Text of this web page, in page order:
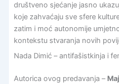
društveno sjećanje jasno
koje zahvaćaju sve sfere
zatim i moć autonomije
kontekstu stvaranja novih
Nada Dimić – antifašistkinja i
Autorica ovog predavanja –